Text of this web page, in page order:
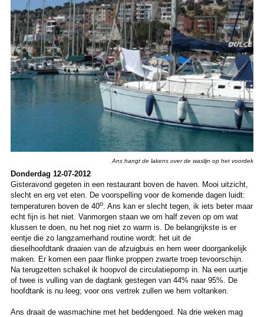
Ans hangt de lakens over de waslijn op het voordek
Donderdag 12-07-2012
Gisteravond gegeten in een restaurant boven de haven. Mooi uitzicht,
slecht en erg vet eten. De voorspelling voor de komende dagen luidt:
temperaturen boven de 40o. Ans kan er slecht tegen, ik iets beter maar
echt fijn is het niet. Vanmorgen staan we om half zeven op om wat
klussen te doen, nu het nog niet zo warm is. De belangrijkste is er
eentje die zo langzamerhand routine wordt: het uit de
dieselhoofdtank draaien van de afzuigbuis en hem weer doorgankelijk
maken. Er komen een paar flinke proppen zwarte troep tevoorschijn.
Na terugzetten schakel ik hoopvol de circulatiepomp in. Na een uurtje
of twee is vulling van de dagtank gestegen van 44% naar 95%. De
hoofdtank is nu leeg; voor ons vertrek zullen we hem voltanken.
Ans draait de wasmachine met het beddengoed. Na drie weken mag